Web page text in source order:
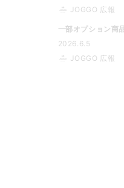
JOGGO 広報
一部オプション商
2026.6.5
JOGGO 広報